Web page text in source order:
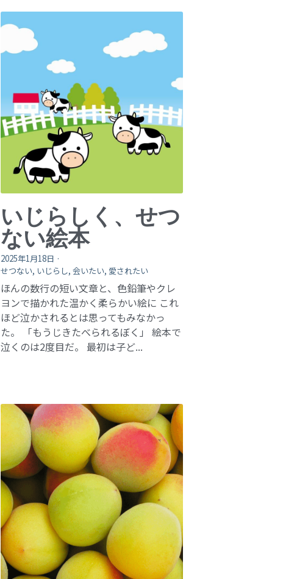
いじらしく、せつ
ない絵本
2025年1月18日 ·
せつない, いじらし, 会いたい, 愛されたい
ほんの数行の短い文章と、色鉛筆やクレ
ヨンで描かれた温かく柔らかい絵に これ
ほど泣かされるとは思ってもみなかっ
た。 「もうじきたべられるぼく」 絵本で
泣くのは2度目だ。 最初は子ど...